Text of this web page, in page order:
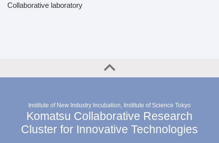
Collaborative laboratory
Institute of New Industry Incubation, Institute of Science Tokyo
Komatsu Collaborative Research
Cluster for Innovative Technologies